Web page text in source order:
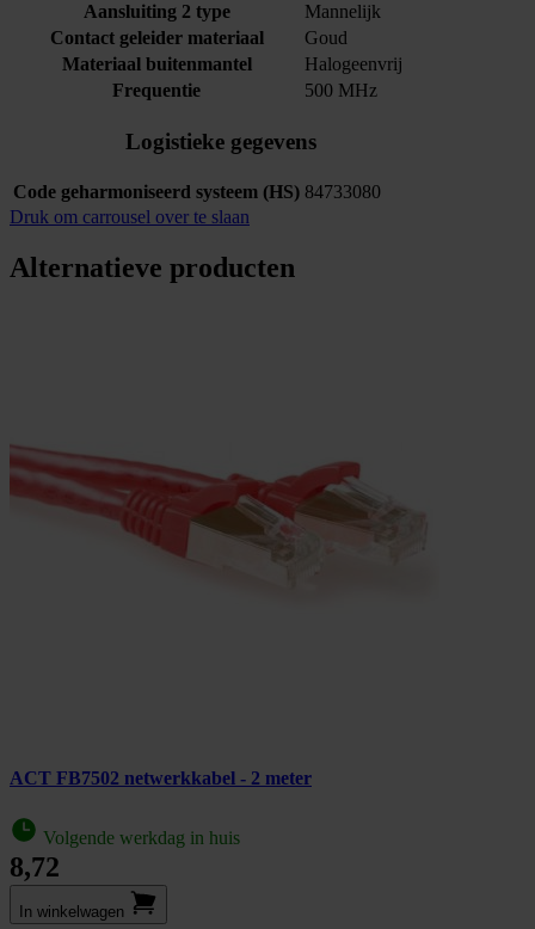
Aansluiting 2 type
Mannelijk
Contact geleider materiaal
Goud
Materiaal buitenmantel
Halogeenvrij
Frequentie
500 MHz
Logistieke gegevens
Code geharmoniseerd systeem (HS) 84733080
Druk om carrousel over te slaan
Alternatieve producten
ACT FB7502 netwerkkabel - 2 meter
Volgende werkdag in huis
8,72
In winkel­wagen